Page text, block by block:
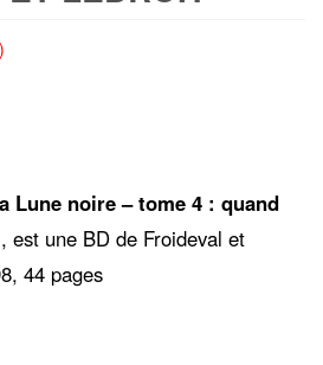
Lune noire – tome 4 : quand
, est une BD de Froideval et
44 pages